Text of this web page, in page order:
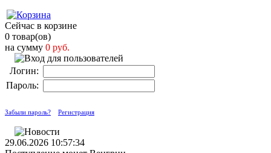
Сейчас в корзине
0 товар(ов)
на сумму 0 руб.
Логин:
Пароль:
Забыли пароль? Регистрация
29.06.2026 10:57:34